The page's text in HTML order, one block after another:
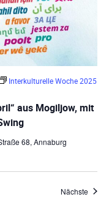
aus Mogiljow, mit
Interkulturelle Woche 2025
68, Annaburg
Nächste